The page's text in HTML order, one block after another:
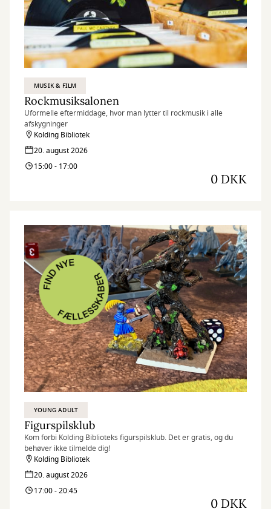
MUSIK & FILM
Rockmusiksalonen
Uformelle eftermiddage, hvor man lytter til rockmusik i alle
afskygninger
Kolding Bibliotek
20. august 2026
15:00 - 17:00
0 DKK
YOUNG ADULT
Figurspilsklub
Kom forbi Kolding Biblioteks figurspilsklub. Det er gratis, og du
behøver ikke tilmelde dig!
Kolding Bibliotek
20. august 2026
17:00 - 20:45
0 DKK